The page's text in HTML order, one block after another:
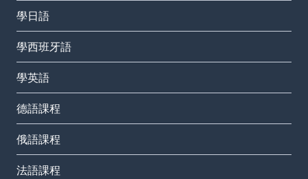
學日語
學西班牙語
學英語
德語課程
俄語課程
法語課程